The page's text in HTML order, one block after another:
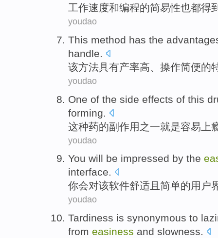
工作速度和编程的简易性也都得
youdao
This method has the
handle.
该方法具有产率高、 操作简便的
youdao
One of the side effects of this
forming
这种药的副作用 之一就是容易上
youdao
You will be impressed by the
interface.
你会对该软件舒适 且 简单的用户
youdao
Tardiness is synonymous to
from easiness and slowness.